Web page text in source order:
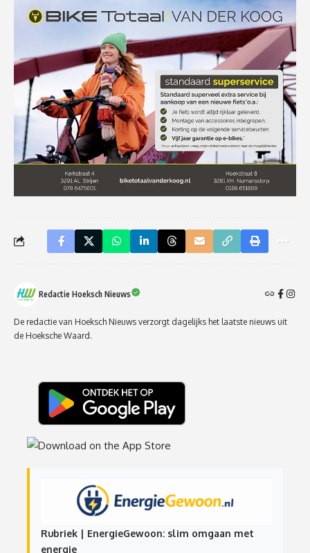
Redactie Hoeksch Nieuws
De redactie van Hoeksch Nieuws verzorgt dagelijks het laatste nieuws uit
de Hoeksche Waard.
Rubriek | EnergieGewoon: slim omgaan met
energie